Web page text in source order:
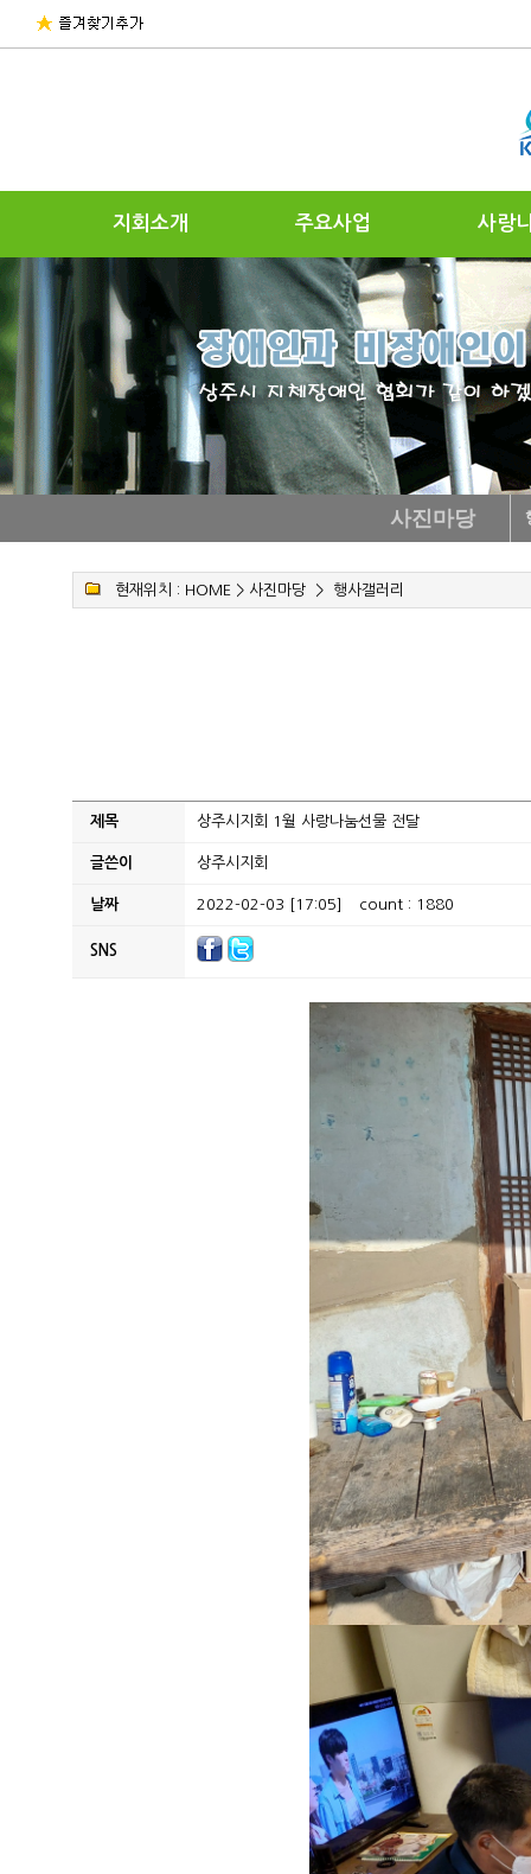
지회소개 주요사업 사랑
사진마당
현재위치 : HOME > 사진마당> 행사갤러리
제목 상주시지회 1월 사랑나눔선물 전달
글쓴이 상주시지회
날짜 2022-02-03 [17:05] count : 1880
SNS